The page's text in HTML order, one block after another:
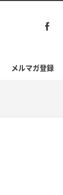
メルマガ登録